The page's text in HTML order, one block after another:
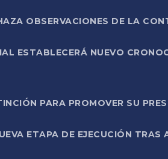
OBSERVACIONES DE LA
ESTABLECERÁ NUEVO
PARA PROMOVER SU
ETAPA DE EJECUCIÓN